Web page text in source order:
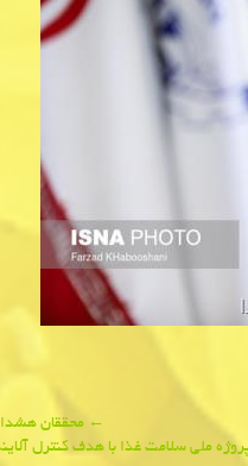
← محققان
ملی سلامت غذا با هدف كنترل